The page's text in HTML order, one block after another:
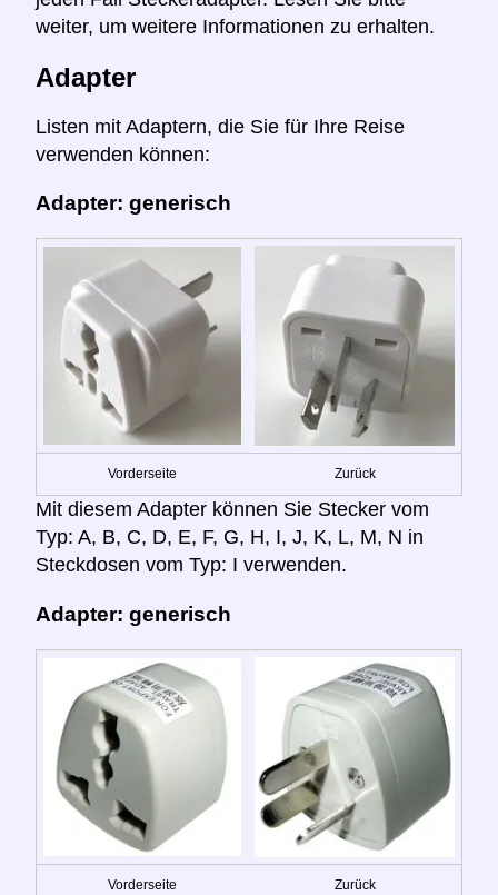
weiter, um weitere Informationen zu erhalten.
Adapter
Listen mit Adaptern, die Sie für Ihre Reise
verwenden können:
Adapter: generisch
Vorderseite Zurück
Mit diesem Adapter können Sie Stecker vom
Typ: A, B, C, D, E, F, G, H, I, J, K, L, M, N in
Steckdosen vom Typ: I verwenden.
Adapter: generisch
Vorderseite Zurück